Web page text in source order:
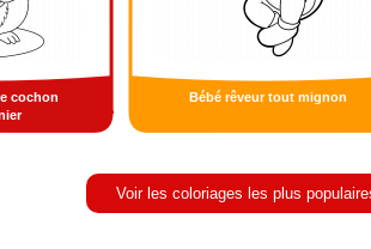
cochon
Bébé rêveur tout mignon
Voir les coloriages les plus